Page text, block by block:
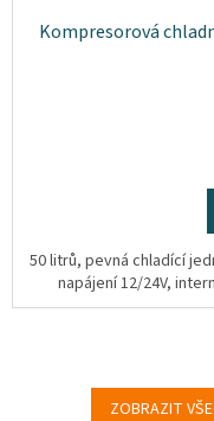
Kompresorová
50 litrů, pevná chladící
napájení 12/24V,
ZOBRAZIT